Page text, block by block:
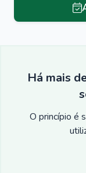
Há mais
O princípio é